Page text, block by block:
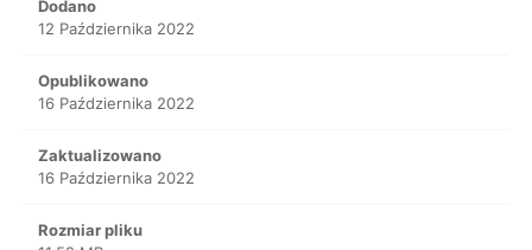
Dodano
12 Października 2022
Opublikowano
16 Października 2022
Zaktualizowano
16 Października 2022
Rozmiar pliku